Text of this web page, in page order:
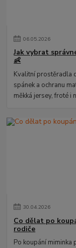
06.05.2026
Jak vybrat
👶
Kvalitní prostěradla
spánek a ochranu
měkká jersey, froté i
30.04.2026
Co dělat po
rodiče
Po koupání miminka